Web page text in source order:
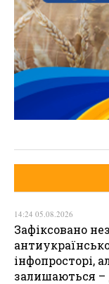
14:24 05.08.2026
Зафіксовано
інфопросторі,
залишаються –